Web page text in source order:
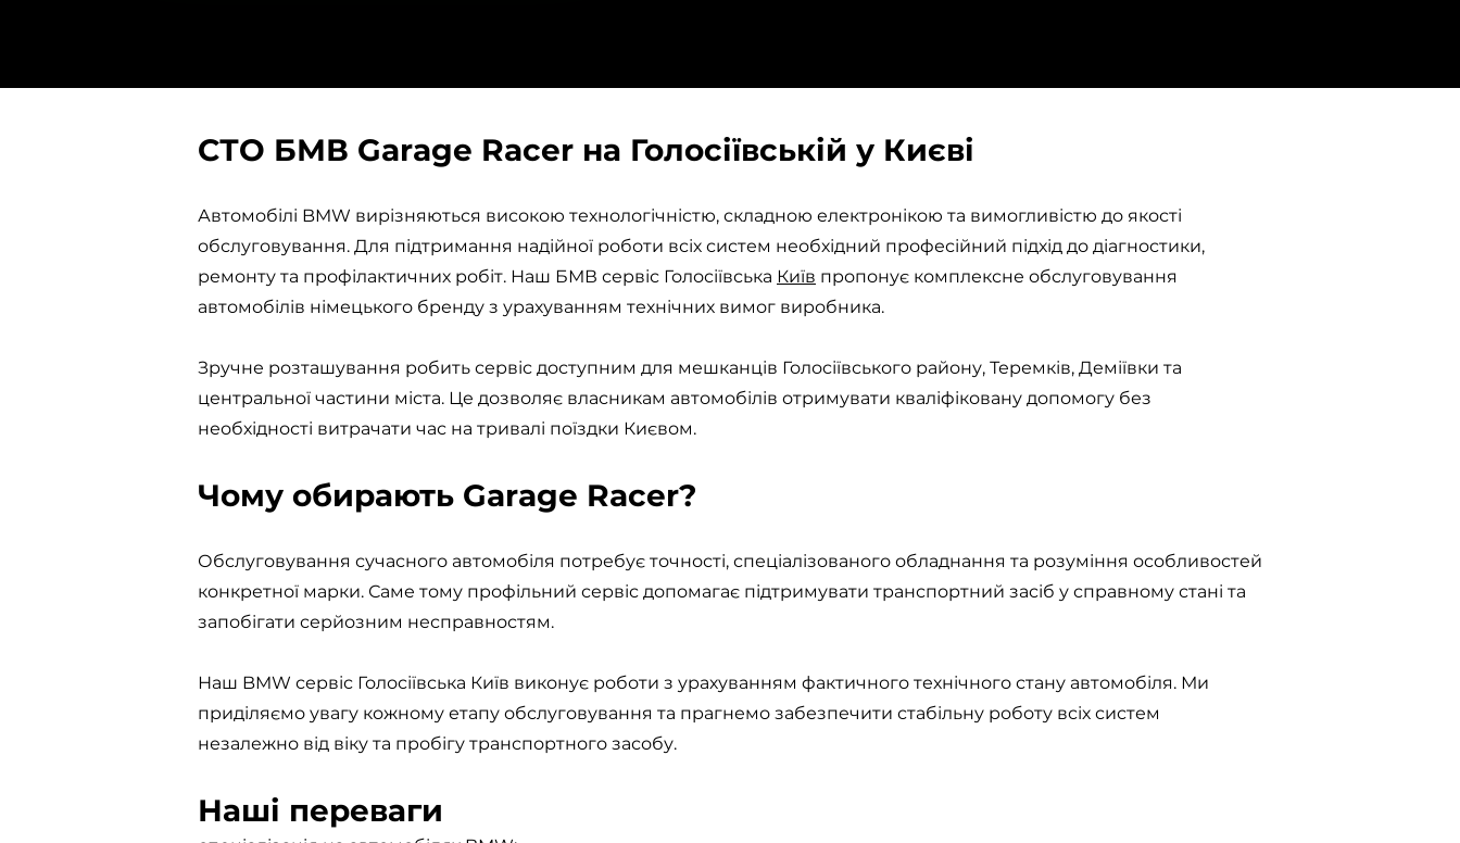
СТО БМВ Garage Racer на Голосіївській у Києві
Автомобілі BMW вирізняються високою технологічністю, складною електронікою та вимогливістю до якості
обслуговування. Для підтримання надійної роботи всіх систем необхідний професійний підхід до діагностики,
ремонту та профілактичних робіт. Наш БМВ сервіс Голосіївська Київ пропонує комплексне обслуговування
автомобілів німецького бренду з урахуванням технічних вимог виробника.
Зручне розташування робить сервіс доступним для мешканців Голосіївського району, Теремків, Деміївки та
центральної частини міста. Це дозволяє власникам автомобілів отримувати кваліфіковану допомогу без
необхідності витрачати час на тривалі поїздки Києвом.
Чому обирають Garage Racer?
Обслуговування сучасного автомобіля потребує точності, спеціалізованого обладнання та розуміння особливостей
конкретної марки. Саме тому профільний сервіс допомагає підтримувати транспортний засіб у справному стані та
запобігати серйозним несправностям.
Наш BMW сервіс Голосіївська Київ виконує роботи з урахуванням фактичного технічного стану автомобіля. Ми
приділяємо увагу кожному етапу обслуговування та прагнемо забезпечити стабільну роботу всіх систем
незалежно від віку та пробігу транспортного засобу.
Наші переваги